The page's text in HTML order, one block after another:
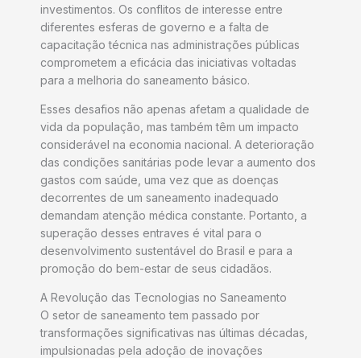
investimentos. Os conflitos de interesse entre
diferentes esferas de governo e a falta de
capacitação técnica nas administrações públicas
comprometem a eficácia das iniciativas voltadas
para a melhoria do saneamento básico.
Esses desafios não apenas afetam a qualidade de
vida da população, mas também têm um impacto
considerável na economia nacional. A deterioração
das condições sanitárias pode levar a aumento dos
gastos com saúde, uma vez que as doenças
decorrentes de um saneamento inadequado
demandam atenção médica constante. Portanto, a
superação desses entraves é vital para o
desenvolvimento sustentável do Brasil e para a
promoção do bem-estar de seus cidadãos.
A Revolução das Tecnologias no Saneamento
O setor de saneamento tem passado por
transformações significativas nas últimas décadas,
impulsionadas pela adoção de inovações